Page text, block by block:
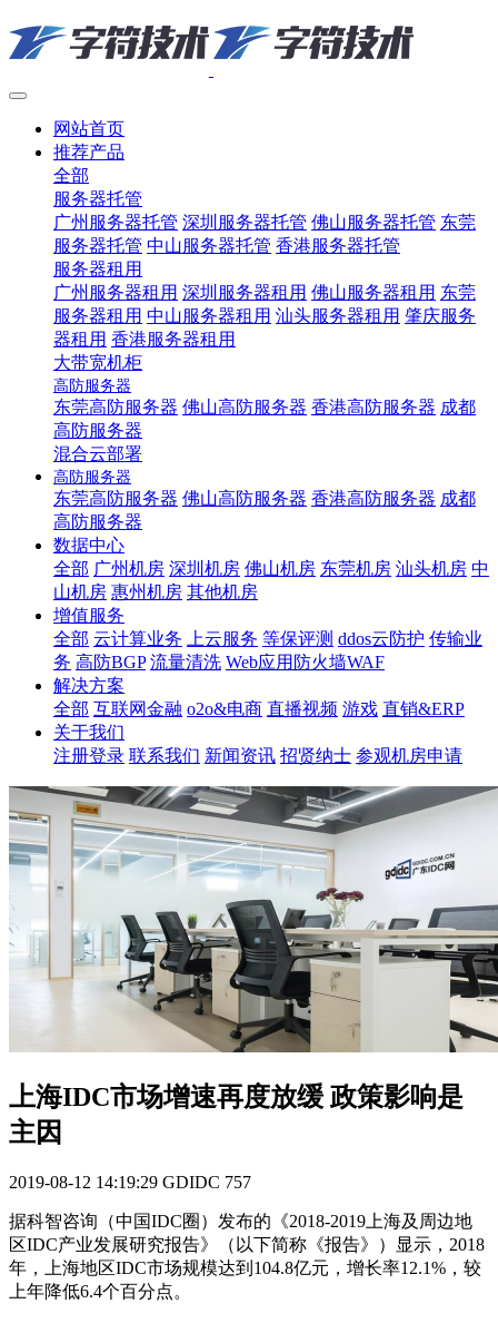
网站首页
推荐产品
全部
服务器托管
广州服务器托管 深圳服务器托管 佛山服务器托管 东莞
服务器托管 中山服务器托管 香港服务器托管
服务器租用
广州服务器租用 深圳服务器租用 佛山服务器租用 东莞
服务器租用 中山服务器租用 汕头服务器租用 肇庆服务
器租用 香港服务器租用
大带宽机柜
高防服务器
东莞高防服务器 佛山高防服务器 香港高防服务器 成都
高防服务器
混合云部署
高防服务器
东莞高防服务器 佛山高防服务器 香港高防服务器 成都
高防服务器
数据中心
全部 广州机房 深圳机房 佛山机房 东莞机房 汕头机房 中
山机房 惠州机房 其他机房
增值服务
全部 云计算业务 上云服务 等保评测 ddos云防护 传输业
务 高防BGP 流量清洗 Web应用防火墙WAF
解决方案
全部 互联网金融 o2o&电商 直播视频 游戏 直销&ERP
关于我们
注册登录 联系我们 新闻资讯 招贤纳士 参观机房申请
上海IDC市场增速再度放缓 政策影响是
主因
2019-08-12 14:19:29 GDIDC 757
据科智咨询（中国IDC圈）发布的《2018-2019上海及周边地
区IDC产业发展研究报告》（以下简称《报告》）显示，2018
年，上海地区IDC市场规模达到104.8亿元，增长率12.1%，较
上年降低6.4个百分点。